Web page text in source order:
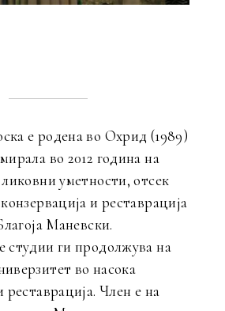
е родена во Охрид (1989)
во 2012 година на
уметности, отсек
и реставрација
Маневски.
студии ги продолжува на
во насока
реставрација. Член е на